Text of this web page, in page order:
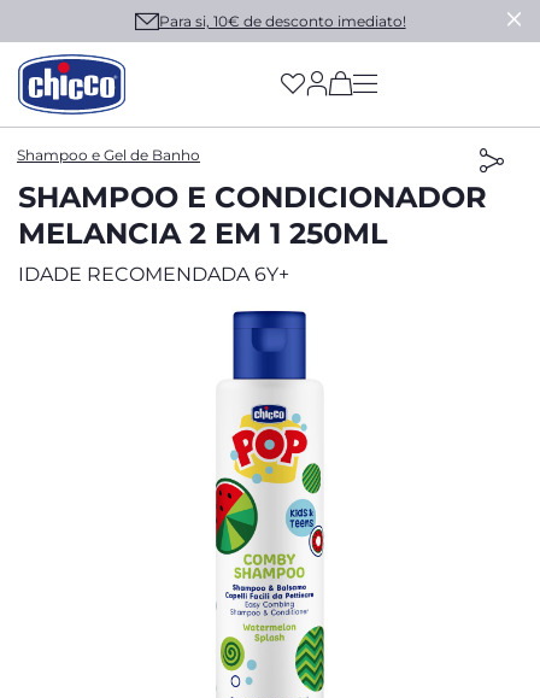
Para si, 10€ de desconto imediato!
(has more options
Shampoo e Gel de Banho
SHAMPOO E CONDICIONADOR
MELANCIA 2 EM 1 250ML
IDADE RECOMENDADA 6Y+